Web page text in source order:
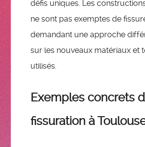
défis uniques. Les
ne sont pas exemptes de
demandant une approche
sur les nouveaux matériaux et
utilisés.
Exemples concrets
fissuration à